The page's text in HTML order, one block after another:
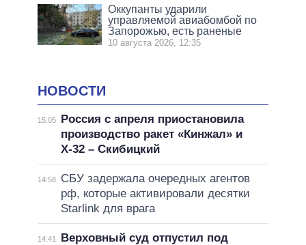
Оккупанты ударили
управляемой авиабомбой по
Запорожью, есть раненые
10 августа 2026, 12:35
НОВОСТИ
15:05
Россия с апреля приостановила
производство ракет «Кинжал» и
Х-32 – Скибицкий
14:58
СБУ задержала очередных агентов
рф, которые активировали десятки
Starlink для врага
14:41
Верховный суд отпустил под